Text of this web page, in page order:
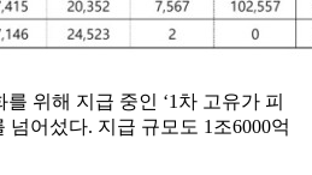
위해 지급 중인 ‘1차 고유가 피
넘어섰다. 지급 규모도 1조6000억